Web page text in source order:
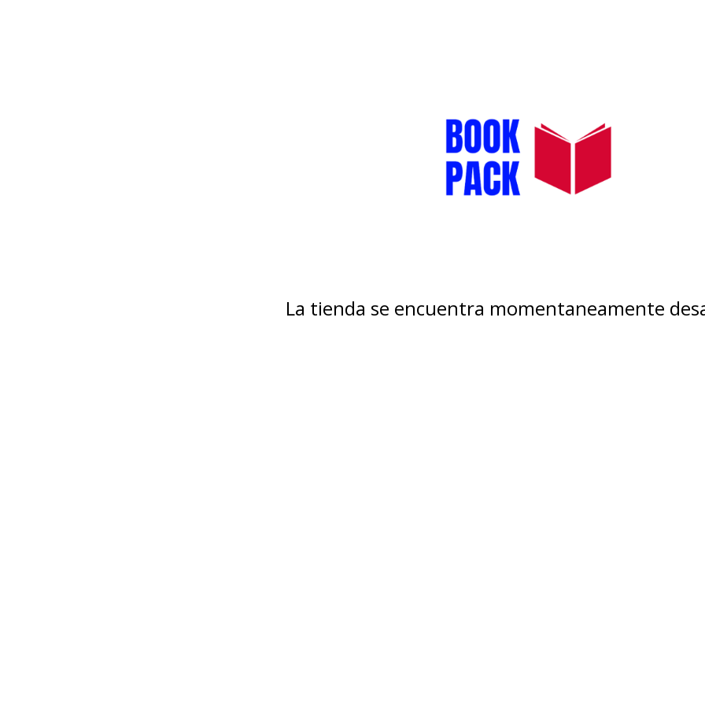
La tienda se encuentra momentaneamente